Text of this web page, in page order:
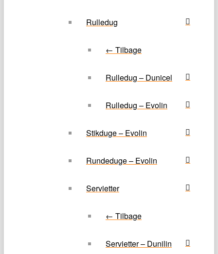
Rulledug
← Tilbage
Rulledug – Dunicel
Rulledug – Evolin
Stikduge – Evolin
Rundeduge – Evolin
Servietter
← Tilbage
Servietter – Dunilin